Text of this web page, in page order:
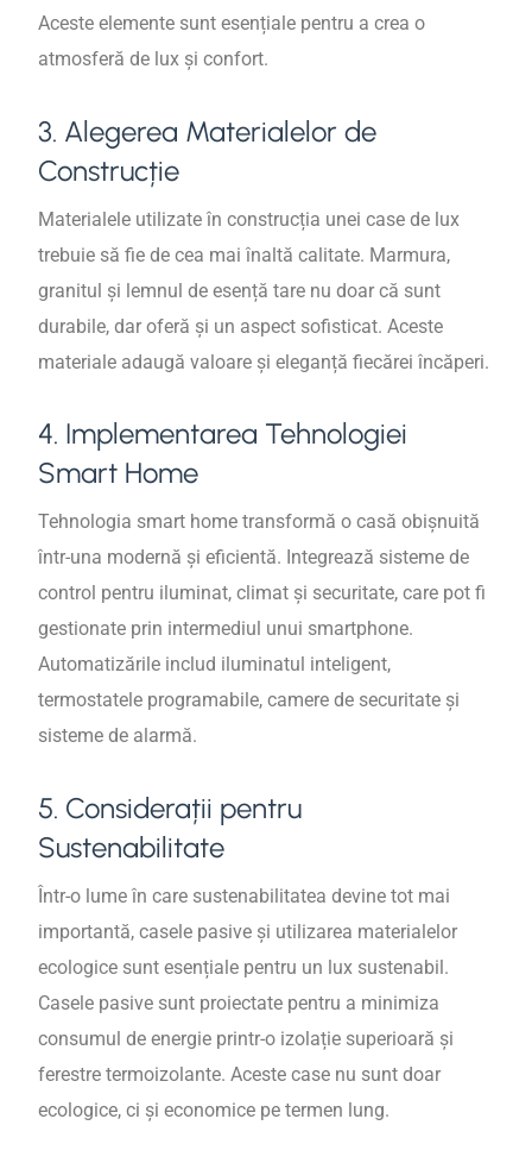
Aceste elemente sunt esențiale pentru a crea o
atmosferă de lux și confort.
3. Alegerea Materialelor de
Construcție
Materialele utilizate în construcția unei case de lux
trebuie să fie de cea mai înaltă calitate. Marmura,
granitul și lemnul de esență tare nu doar că sunt
durabile, dar oferă și un aspect sofisticat. Aceste
materiale adaugă valoare și eleganță fiecărei încăperi.
4. Implementarea Tehnologiei
Smart Home
Tehnologia smart home transformă o casă obișnuită
într-una modernă și eficientă. Integrează sisteme de
control pentru iluminat, climat și securitate, care pot fi
gestionate prin intermediul unui smartphone.
Automatizările includ iluminatul inteligent,
termostatele programabile, camere de securitate și
sisteme de alarmă.
5. Considerații pentru
Sustenabilitate
Într-o lume în care sustenabilitatea devine tot mai
importantă, casele pasive și utilizarea materialelor
ecologice sunt esențiale pentru un lux sustenabil.
Casele pasive sunt proiectate pentru a minimiza
consumul de energie printr-o izolație superioară și
ferestre termoizolante. Aceste case nu sunt doar
ecologice, ci și economice pe termen lung.